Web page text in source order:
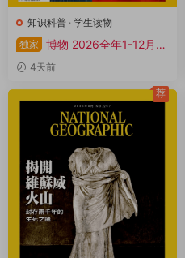
知识科普 · 学生读物
独家
博物 2026全年1-12月共
12期 PDF
4天前
荐